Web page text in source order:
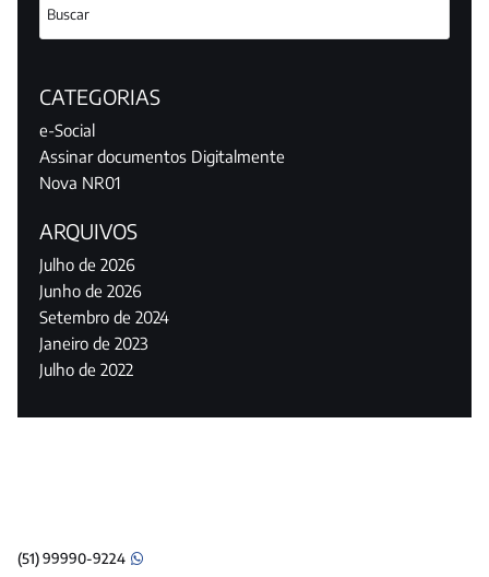
CATEGORIAS
e-Social
Assinar documentos Digitalmente
Nova NR01
ARQUIVOS
Julho de 2026
Junho de 2026
Setembro de 2024
Janeiro de 2023
Julho de 2022
(51) 99990-9224